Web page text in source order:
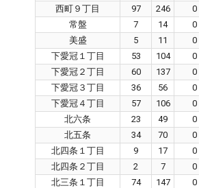
西町９丁目
97 246 0
常盤
7 14 0
美盛
5 11 0
下愛冠１丁目
53 104 0
下愛冠２丁目
60 137 0
下愛冠３丁目
36 56 0
下愛冠４丁目
57 106 0
北六条
23 49 0
北五条
34 70 0
北四条１丁目
9 17 0
北四条２丁目
2 7 0
北三条１丁目
74 147 0